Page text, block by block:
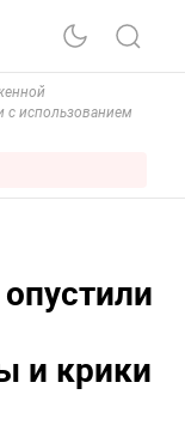
с использованием
и крики